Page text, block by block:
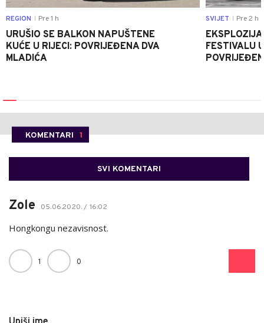
REGION Pre 1 h
URUŠIO SE BALKON NAPUŠTENE
KUĆE U RIJECI: POVRIJEĐENA DVA
MLADIĆA
SVIJET Pre 2 h
FESTIVALU
KOMENTARI 1
SVI KOMENTARI
Zole 05.06.2020. / 16:02
Hongkongu nezavisnost.
1 0